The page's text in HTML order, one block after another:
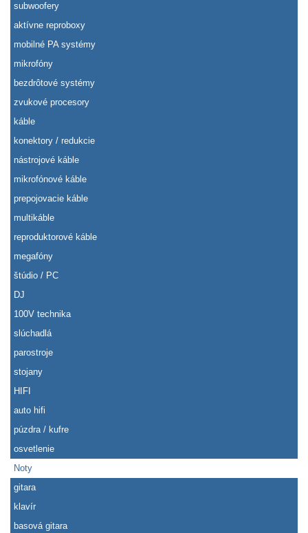
subwoofery
aktívne reproboxy
mobilné PA systémy
mikrofóny
bezdrôtové systémy
zvukové procesory
káble
konektory / redukcie
nástrojové káble
mikrofónové káble
prepojovacie káble
multikáble
reproduktorové káble
megafóny
štúdio / PC
DJ
100V technika
slúchadlá
parostroje
stojany
HIFI
auto hifi
púzdra / kufre
osvetlenie
Noty
gitara
klavír
basová gitara